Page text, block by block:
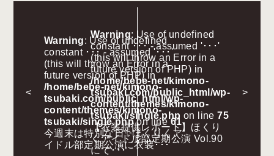
<
Warning: Use of undefined
constant ･･･ - assumed '･･･'
(this will throw an Error in a
future version of PHP) in
/home/bebe-net/kimono-
tsubaki.com/public_html/wp-
content/themes/kimono-
tsubaki/single.phpon line61
今週末は特別な日✨ほくりくア
イドル部定期公演に衣装･･･
Warning: Use of undefined
constant ･･･ - assumed '･･･'
(this will throw an Error in a
future version of PHP) in
/home/bebe-net/kimono-
tsubaki.com/public_html/wp-
content/themes/kimono-
tsubaki/single.php on line75
【衣装提供レポート】ほくり
くアイドル部定期公演 Vol.90
にて･･･
>